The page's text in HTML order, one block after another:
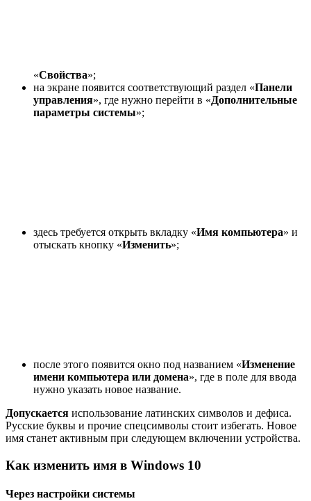
«Свойства»;
на экране появится соответствующий раздел «Панели
управления», где нужно перейти в «Дополнительные
параметры системы»;
здесь требуется открыть вкладку «Имя компьютера» и
отыскать кнопку «Изменить»;
после этого появится окно под названием «Изменение
имени компьютера или домена», где в поле для ввода
нужно указать новое название.
Допускается использование латинских символов и дефиса.
Русские буквы и прочие спецсимволы стоит избегать. Новое
имя станет активным при следующем включении устройства.
Как изменить имя в Windows 10
Через настройки системы